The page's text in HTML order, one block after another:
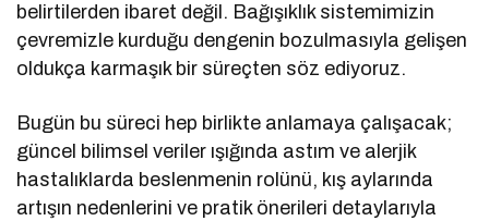
belirtilerden ibaret değil. Bağışıklık sistemimizin
çevremizle kurduğu dengenin bozulmasıyla gelişen
oldukça karmaşık bir süreçten söz ediyoruz.
Bugün bu süreci hep birlikte anlamaya çalışacak;
güncel bilimsel veriler ışığında astım ve alerjik
hastalıklarda beslenmenin rolünü, kış aylarında
artışın nedenlerini ve pratik önerileri detaylarıyla